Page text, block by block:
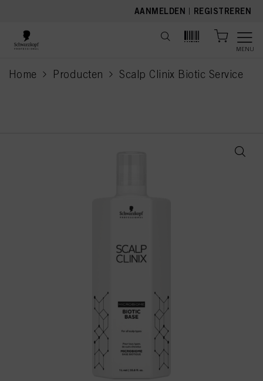
AANMELDEN | REGISTREREN
MENU
Home Producten Scalp Clinix Biotic Service
current page